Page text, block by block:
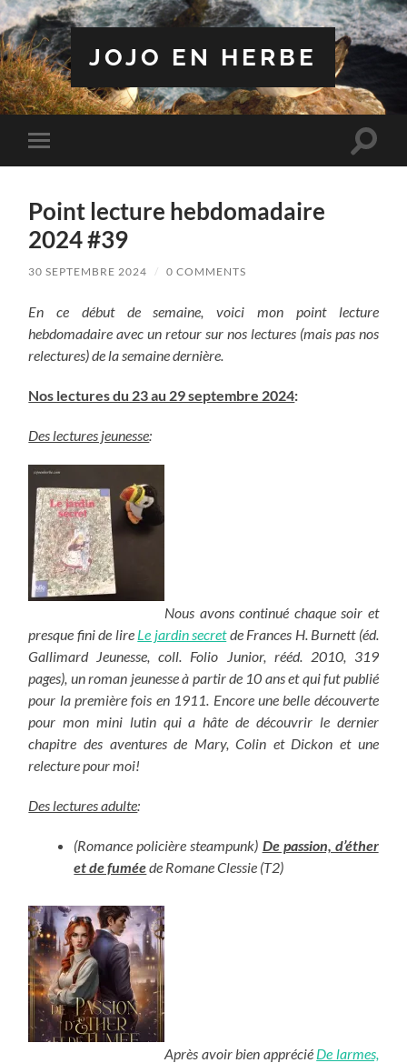
JOJO EN HERBE
Toggle
mobile
Toggle
Point lecture hebdomadaire
2024 #39
30 SEPTEMBRE 2024 / 0 COMMENTS
En ce début de semaine, voici mon point lecture
hebdomadaire avec un retour sur nos lectures (mais pas nos
relectures) de la semaine dernière.
Nos lectures du 23 au 29 septembre 2024:
Des lectures jeunesse:
Nous avons continué chaque soir et
presque fini de lire Le jardin secretde Frances H. Burnett (éd.
Gallimard Jeunesse, coll. Folio Junior, rééd. 2010, 319
pages), un roman jeunesse à partir de 10 ans et qui fut publié
pour la première fois en 1911. Encore une belle découverte
pour mon mini lutin qui a hâte de découvrir le dernier
chapitre des aventures de Mary, Colin et Dickon et une
relecture pour moi!
Des lectures adulte:
(Romance policière steampunk) De passion, d’éther
et de fuméede Romane Clessie (T2)
Après avoir bien apprécié De larmes,